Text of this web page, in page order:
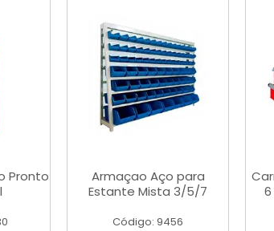
Pronto
Armaçao Aço para
Estante Mista 3/5/7
Código: 9456